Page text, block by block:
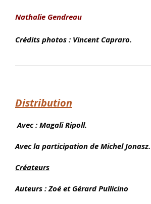
Nathalie Gendreau
Crédits photos : Vincent Capraro.
Distribution
Avec : Magali Ripoll.
Avec la participation de Michel Jonasz.
Créateurs
Auteurs : Zoé et Gérard Pullicino